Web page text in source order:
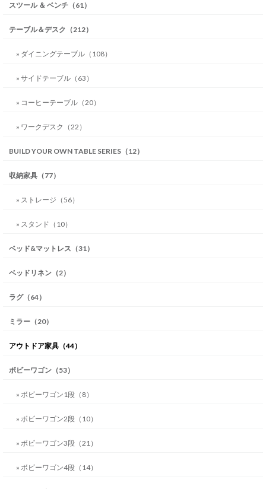
スツール ＆ ベンチ（61）
テーブル＆デスク（212）
» ダイニングテーブル（108）
» サイドテーブル（63）
» コーヒーテーブル（20）
» ワークデスク（22）
BUILD YOUR OWN TABLE SERIES（12）
収納家具（77）
» ストレージ（56）
» スタンド（10）
ベッド&マットレス（31）
ベッドリネン（2）
ラグ（64）
ミラー（20）
アウトドア家具（44）
ボビーワゴン（53）
» ボビーワゴン1段（8）
» ボビーワゴン2段（10）
» ボビーワゴン3段（21）
» ボビーワゴン4段（14）